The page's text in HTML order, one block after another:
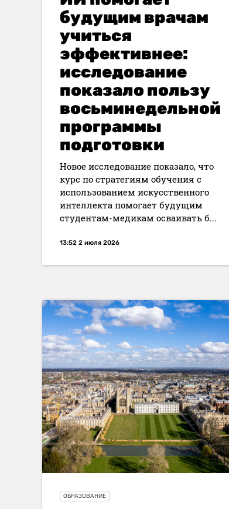
будущим врачам
учиться
эффективнее:
исследование
показало пользу
восьминедельной
программы
подготовки
Новое исследование показало, что
курс по стратегиям обучения с
использованием искусственного
интеллекта помогает будущим
студентам-медикам осваивать б...
13:52 2 июля 2026
ОБРАЗОВАНИЕ